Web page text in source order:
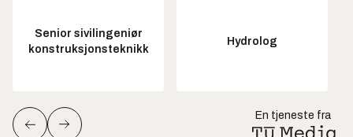
Senior sivilingeniør
konstruksjonsteknikk
Hydrolog
En tjeneste fra